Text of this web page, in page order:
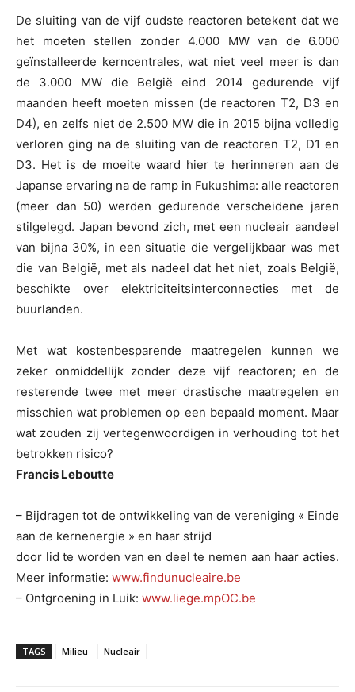
De sluiting van de vijf oudste reactoren betekent dat we
het moeten stellen zonder 4.000 MW van de 6.000
geïnstalleerde kerncentrales, wat niet veel meer is dan
de 3.000 MW die België eind 2014 gedurende vijf
maanden heeft moeten missen (de reactoren T2, D3 en
D4), en zelfs niet de 2.500 MW die in 2015 bijna volledig
verloren ging na de sluiting van de reactoren T2, D1 en
D3. Het is de moeite waard hier te herinneren aan de
Japanse ervaring na de ramp in Fukushima: alle reactoren
(meer dan 50) werden gedurende verscheidene jaren
stilgelegd. Japan bevond zich, met een nucleair aandeel
van bijna 30%, in een situatie die vergelijkbaar was met
die van België, met als nadeel dat het niet, zoals België,
beschikte over elektriciteitsinterconnecties met de
buurlanden.
Met wat kostenbesparende maatregelen kunnen we
zeker onmiddellijk zonder deze vijf reactoren; en de
resterende twee met meer drastische maatregelen en
misschien wat problemen op een bepaald moment. Maar
wat zouden zij vertegenwoordigen in verhouding tot het
betrokken risico?
Francis Leboutte
– Bijdragen tot de ontwikkeling van de vereniging « Einde
aan de kernenergie » en haar strijd
door lid te worden van en deel te nemen aan haar acties.
Meer informatie: www.findunucleaire.be
– Ontgroening in Luik: www.liege.mpOC.be
TAGS Milieu Nucleair